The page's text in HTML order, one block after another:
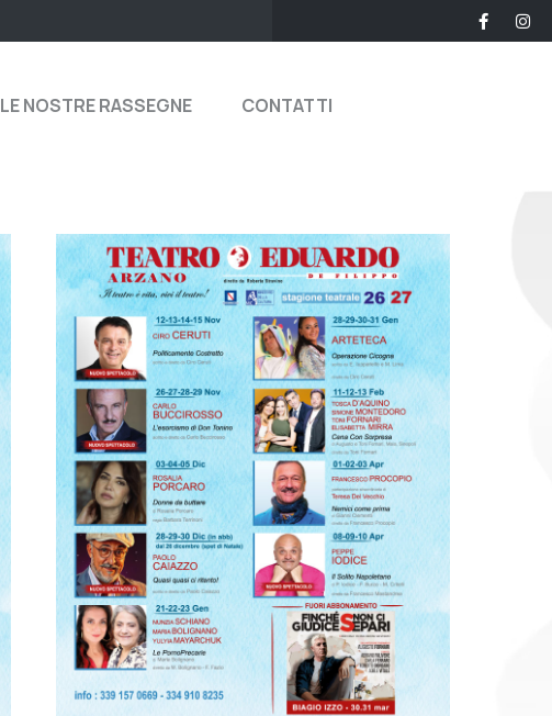
LE NOSTRE RASSEGNE CONTATTI